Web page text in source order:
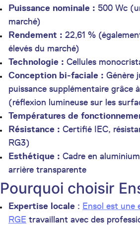
Puissance nominale : 500 Wc
marché)
Rendement : 22,61 %
élevés du marché)
Technologie : Cellules
Conception bi-faciale : Génère
puissance supplémentaire grâce
(réflexion lumineuse sur les
Températures de
Résistance : Certifié IEC,
RG3)
Esthétique : Cadre en
arrière transparente
Pourquoi choisir
Expertise locale : Ensol est une
RGE travaillant avec des